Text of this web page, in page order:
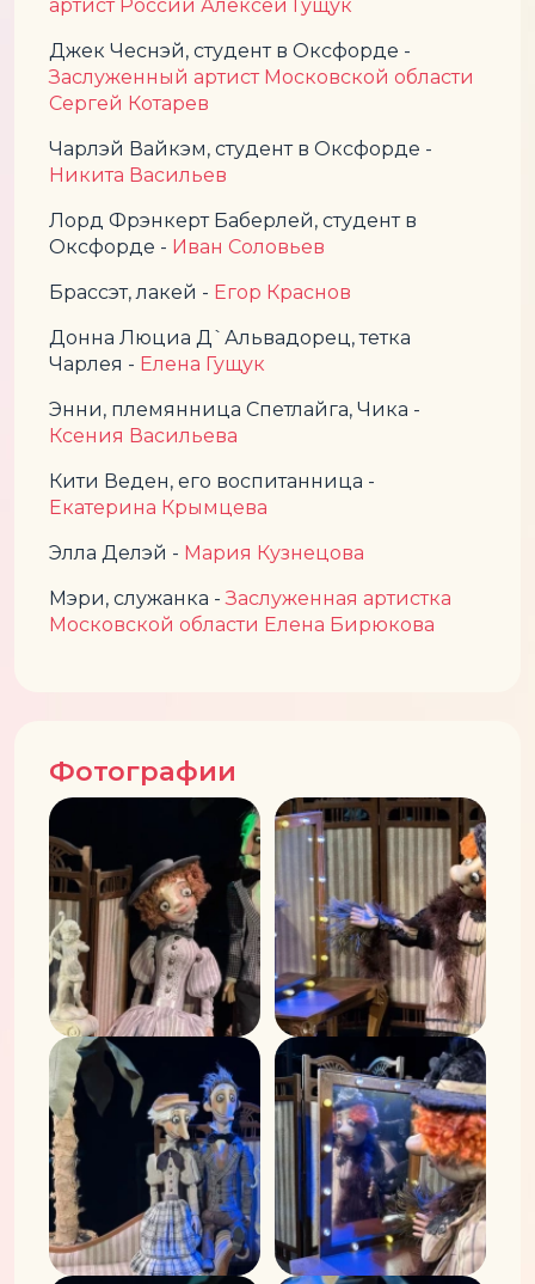
артист России Алексей Гущук
Джек Чеснэй, студент в Оксфорде -
Заслуженный артист Московской области
Сергей Котарев
Чарлэй Вайкэм,студент в Оксфорде -
Никита Васильев
Лорд Фрэнкерт Баберлей, студент в
Оксфорде - Иван Соловьев
Брассэт, лакей - Егор Краснов
Донна Люциа Д`Альвадорец, тетка
Чарлея - Елена Гущук
Энни, племянница Спетлайга, Чика -
Ксения Васильева
Кити Веден, его воспитанница -
Екатерина Крымцева
Элла Делэй - Мария Кузнецова
Мэри, служанка -Заслуженная артистка
Московской области Елена Бирюкова
Фотографии